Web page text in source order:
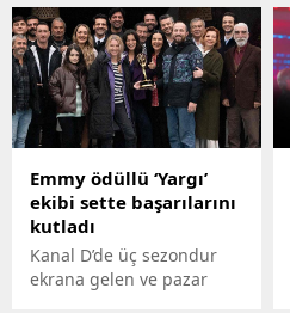
unutulmaz filmde kamera
karşısına geçen,
kendisinden 33 yaş küçük
Burcu Sezginoğlu ile
2020'da nikâh masasına
oturan Nuri Aço (72),
önceki gün muhabirlerin
'bebek istiyor musunuz?'
sorusuna yanıt verdi.
Emmy ödüllü ‘Yargı’
ekibi sette başarılarını
kutladı
Kanal D’de üç sezondur
ekrana gelen ve pazar